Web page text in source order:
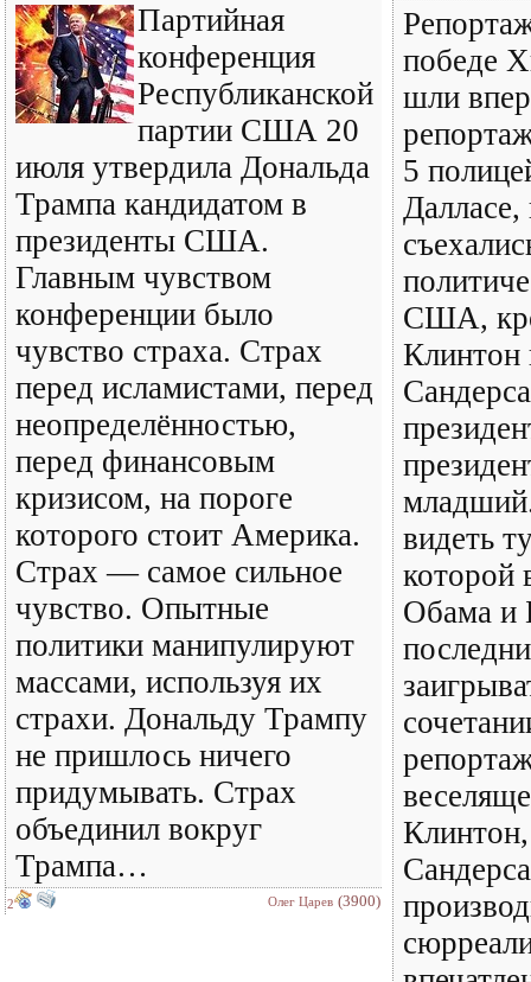
Партийная
конференция
Республиканской
партии США 20
июля утвердила Дональда
Трампа кандидатом в
президенты США.
Главным чувством
конференции было
чувство страха. Страх
перед исламистами, перед
неопределённостью,
перед финансовым
кризисом, на пороге
которого стоит Америка.
Страх — самое сильное
чувство. Опытные
политики манипулируют
массами, используя их
страхи. Дональду Трампу
не пришлось ничего
придумывать. Страх
объединил вокруг
Трампа…
2 Олег Царев (3900)
победе
шли
5
США,
Клинтон
видеть
которой
Обама и